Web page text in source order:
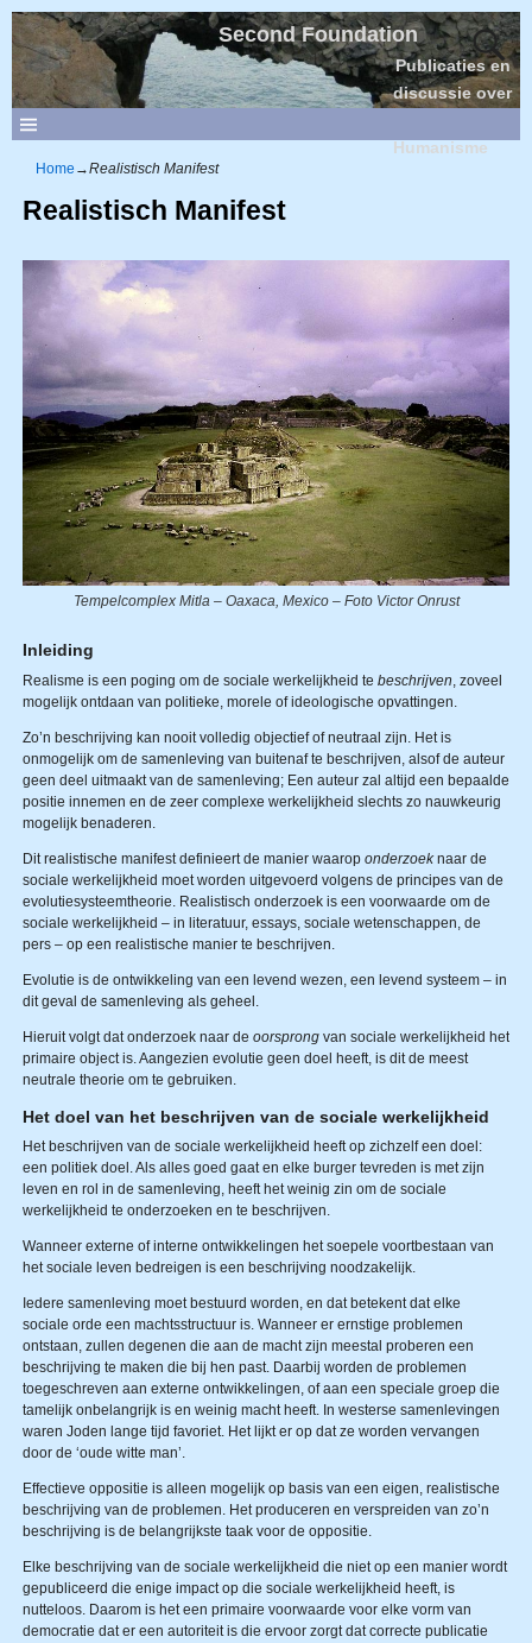
Second Foundation
Publicaties en
discussie over
Humanisme
Home →Realistisch Manifest
Realistisch Manifest
Tempelcomplex Mitla – Oaxaca, Mexico – Foto Victor Onrust
Inleiding
Realisme is een poging om de sociale werkelijkheid te beschrijven, zoveel
mogelijk ontdaan van politieke, morele of ideologische opvattingen.
Zo’n beschrijving kan nooit volledig objectief of neutraal zijn. Het is
onmogelijk om de samenleving van buitenaf te beschrijven, alsof de auteur
geen deel uitmaakt van de samenleving; Een auteur zal altijd een bepaalde
positie innemen en de zeer complexe werkelijkheid slechts zo nauwkeurig
mogelijk benaderen.
Dit realistische manifest definieert de manier waarop onderzoeknaar de
sociale werkelijkheid moet worden uitgevoerd volgens de principes van de
evolutiesysteemtheorie. Realistisch onderzoek is een voorwaarde om de
sociale werkelijkheid – in literatuur, essays, sociale wetenschappen, de
pers – op een realistische manier te beschrijven.
Evolutie is de ontwikkeling van een levend wezen, een levend systeem – in
dit geval de samenleving als geheel.
Hieruit volgt dat onderzoek naar de oorsprong van sociale werkelijkheid het
primaire object is. Aangezien evolutie geen doel heeft, is dit de meest
neutrale theorie om te gebruiken.
Het doel van het beschrijven van de sociale werkelijkheid
Het beschrijven van de sociale werkelijkheid heeft op zichzelf een doel:
een politiek doel. Als alles goed gaat en elke burger tevreden is met zijn
leven en rol in de samenleving, heeft het weinig zin om de sociale
werkelijkheid te onderzoeken en te beschrijven.
Wanneer externe of interne ontwikkelingen het soepele voortbestaan van
het sociale leven bedreigen is een beschrijving noodzakelijk.
Iedere samenleving moet bestuurd worden, en dat betekent dat elke
sociale orde een machtsstructuur is. Wanneer er ernstige problemen
ontstaan, zullen degenen die aan de macht zijn meestal proberen een
beschrijving te maken die bij hen past. Daarbij worden de problemen
toegeschreven aan externe ontwikkelingen, of aan een speciale groep die
tamelijk onbelangrijk is en weinig macht heeft. In westerse samenlevingen
waren Joden lange tijd favoriet. Het lijkt er op dat ze worden vervangen
door de ‘oude witte man’.
Effectieve oppositie is alleen mogelijk op basis van een eigen, realistische
beschrijving van de problemen. Het produceren en verspreiden van zo’n
beschrijving is de belangrijkste taak voor de oppositie.
Elke beschrijving van de sociale werkelijkheid die niet op een manier wordt
gepubliceerd die enige impact op die sociale werkelijkheid heeft, is
nutteloos. Daarom is het een primaire voorwaarde voor elke vorm van
democratie dat er een autoriteit is die ervoor zorgt dat correcte publicatie